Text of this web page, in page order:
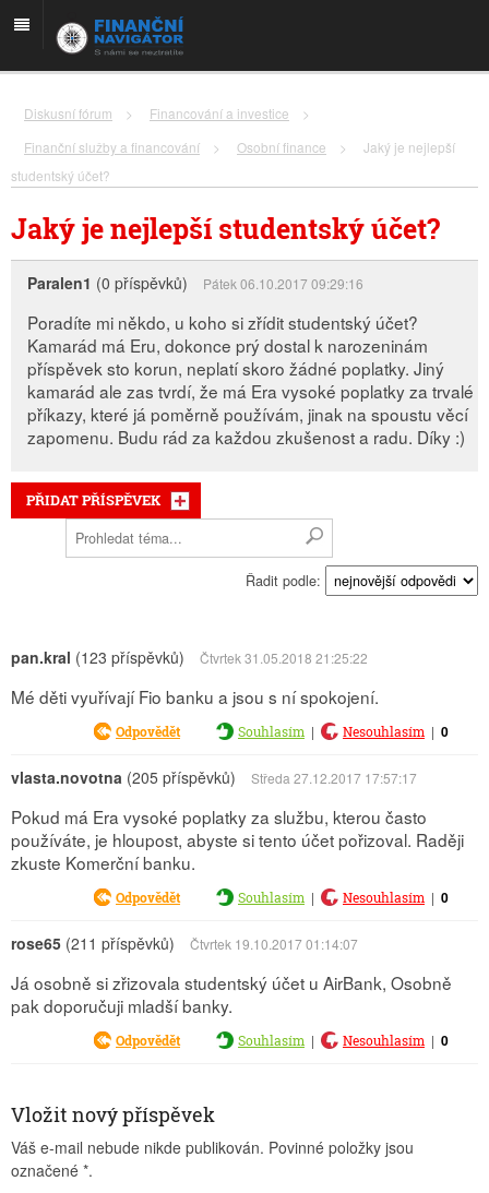
Diskusní fórum > Financování a investice
>
Finanční služby a financování
> Osobní finance >
Jaký je nejlepší
studentský účet?
Jaký je nejlepší studentský účet?
Paralen1 (0 příspěvků) Pátek 06.10.2017 09:29:16
Poradíte mi někdo, u koho si zřídit studentský účet?
Kamarád má Eru, dokonce prý dostal k narozeninám
příspěvek sto korun, neplatí skoro žádné poplatky. Jiný
kamarád ale zas tvrdí, že má Era vysoké poplatky za trvalé
příkazy, které já poměrně používám, jinak na spoustu věcí
zapomenu. Budu rád za každou zkušenost a radu. Díky :)
PŘIDAT PŘÍSPĚVEK
Řadit podle:
pan.kral (123 příspěvků) Čtvrtek 31.05.2018 21:25:22
Mé děti vyuřívají Fio banku a jsou s ní spokojení.
Odpovědět Souhlasím | Nesouhlasím | 0
vlasta.novotna (205 příspěvků) Středa 27.12.2017 17:57:17
Pokud má Era vysoké poplatky za službu, kterou často
používáte, je hloupost, abyste si tento účet pořizoval. Raději
zkuste Komerční banku.
Odpovědět Souhlasím | Nesouhlasím | 0
rose65 (211 příspěvků) Čtvrtek 19.10.2017 01:14:07
Já osobně si zřizovala studentský účet u AirBank, Osobně
pak doporučuji mladší banky.
Odpovědět Souhlasím | Nesouhlasím | 0
Vložit nový příspěvek
Váš e-mail nebude nikde publikován. Povinné položky jsou
označené *.